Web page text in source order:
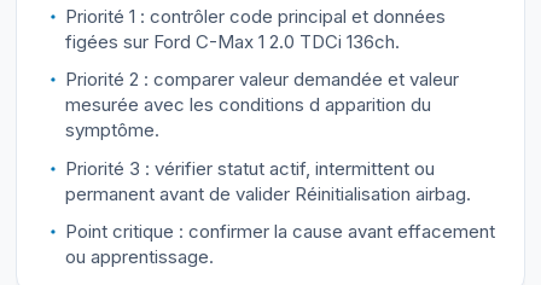
Priorité 1 : contrôler code principal et données
figées sur Ford C-Max 1 2.0 TDCi 136ch.
Priorité 2 : comparer valeur demandée et valeur
mesurée avec les conditions d apparition du
symptôme.
Priorité 3 : vérifier statut actif, intermittent ou
permanent avant de valider Réinitialisation airbag.
Point critique : confirmer la cause avant effacement
ou apprentissage.